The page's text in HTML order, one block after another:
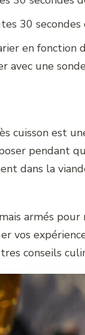
30
en fonction
avec une
cuisson est
pendant
dans la
armés
vos
conseils